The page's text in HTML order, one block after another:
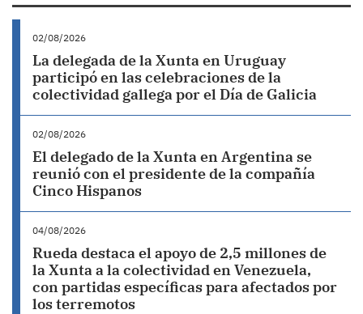
02/08/2026
La delegada de la Xunta en Uruguay
participó en las celebraciones de la
colectividad gallega por el Día de Galicia
02/08/2026
El delegado de la Xunta en Argentina se
reunió con el presidente de la compañía
Cinco Hispanos
04/08/2026
Rueda destaca el apoyo de 2,5 millones de
la Xunta a la colectividad en Venezuela,
con partidas específicas para afectados por
los terremotos